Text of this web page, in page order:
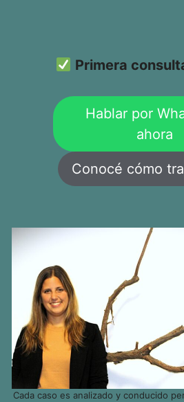
Primera
Hablar por
ahora
Conocé cómo
Cada caso es analizado y conducido